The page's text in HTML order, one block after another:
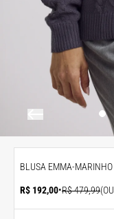
BLUSA EMMA-MARINHO
R$ 192,00•R$ 479,99